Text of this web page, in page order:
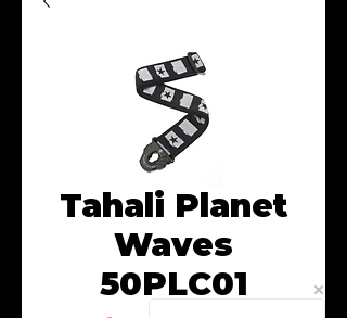
Tahali Planet
Waves
50PLC01